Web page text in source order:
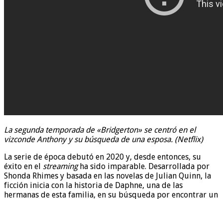
La segunda temporada de «Bridgerton» se centró en el
vizconde Anthony y su búsqueda de una esposa. (Netflix)
La serie de época debutó en 2020 y, desde entonces, su
éxito en el streaming ha sido imparable. Desarrollada por
Shonda Rhimes y basada en las novelas de Julian Quinn, la
ficción inicia con la historia de Daphne, una de las
hermanas de esta familia, en su búsqueda por encontrar un